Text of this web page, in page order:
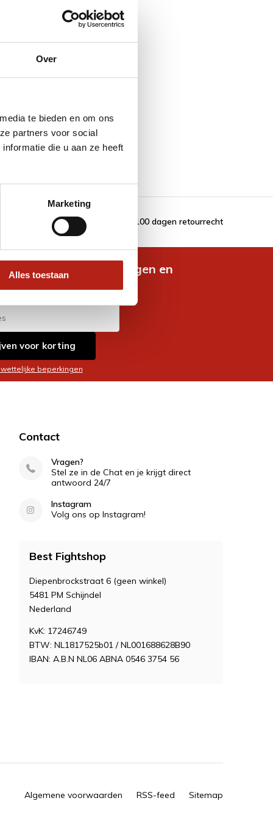
Over
te bieden en om ons
partners voor social
die u aan ze heeft
Marketing
Alles toestaan
100 dagen retourrecht
nieuwste aanbiedingen en
voor korting
beperkingen
Contact
Vragen?
Stel ze in de Chat en je krijgt direct
antwoord 24/7
Instagram
Volg ons op Instagram!
Best Fightshop
Diepenbrockstraat 6 (geen winkel)
5481 PM Schijndel
Nederland
KvK: 17246749
BTW: NL1817525b01 / NL001688628B90
IBAN: A.B.N NL06 ABNA 0546 3754 56
Algemene voorwaarden RSS-feed Sitemap